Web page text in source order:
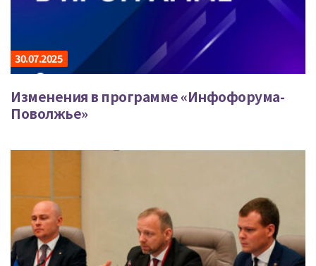
30.07.2025
Изменения в программе «Инфофорума-
Поволжье»